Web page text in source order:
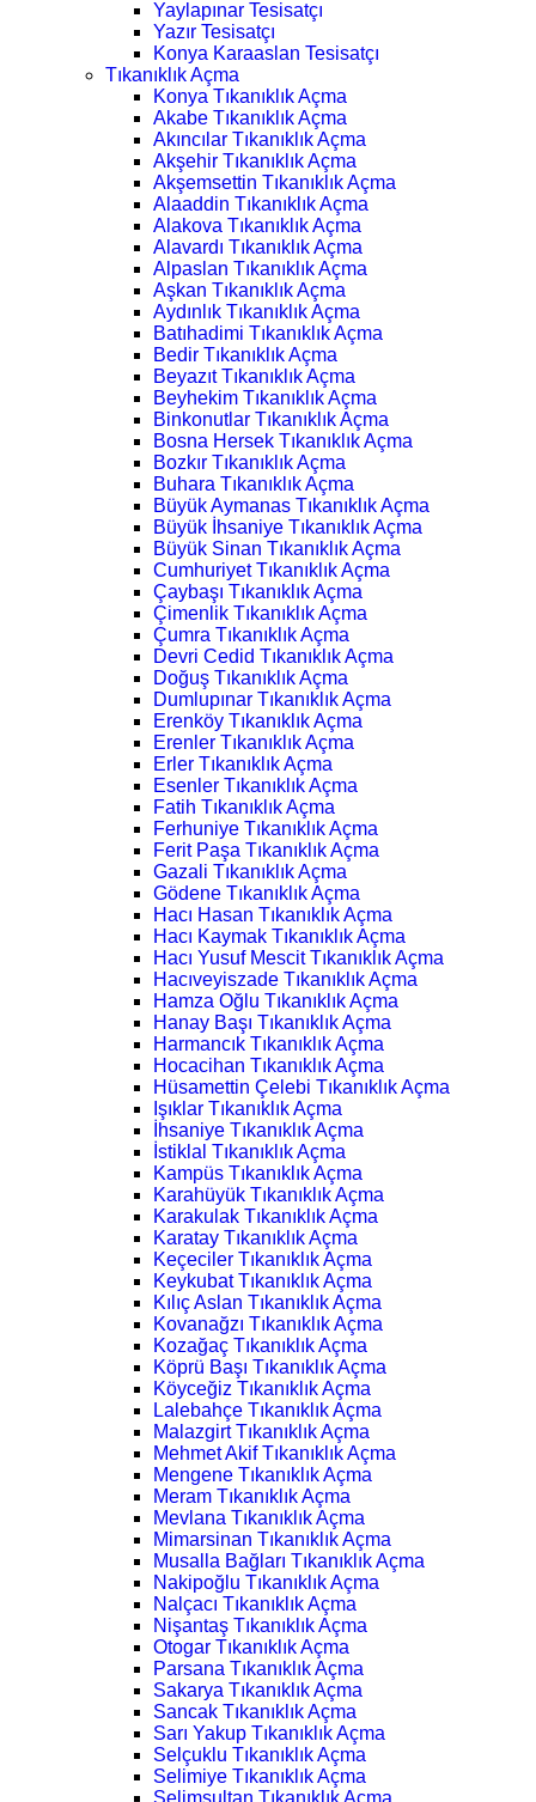
Yaylapınar Tesisatçı
Yazır Tesisatçı
Konya Karaaslan Tesisatçı
Tıkanıklık Açma
Konya Tıkanıklık Açma
Akabe Tıkanıklık Açma
Akıncılar Tıkanıklık Açma
Akşehir Tıkanıklık Açma
Akşemsettin Tıkanıklık Açma
Alaaddin Tıkanıklık Açma
Alakova Tıkanıklık Açma
Alavardı Tıkanıklık Açma
Alpaslan Tıkanıklık Açma
Aşkan Tıkanıklık Açma
Aydınlık Tıkanıklık Açma
Batıhadimi Tıkanıklık Açma
Bedir Tıkanıklık Açma
Beyazıt Tıkanıklık Açma
Beyhekim Tıkanıklık Açma
Binkonutlar Tıkanıklık Açma
Bosna Hersek Tıkanıklık Açma
Bozkır Tıkanıklık Açma
Buhara Tıkanıklık Açma
Büyük Aymanas Tıkanıklık Açma
Büyük İhsaniye Tıkanıklık Açma
Büyük Sinan Tıkanıklık Açma
Cumhuriyet Tıkanıklık Açma
Çaybaşı Tıkanıklık Açma
Çimenlik Tıkanıklık Açma
Çumra Tıkanıklık Açma
Devri Cedid Tıkanıklık Açma
Doğuş Tıkanıklık Açma
Dumlupınar Tıkanıklık Açma
Erenköy Tıkanıklık Açma
Erenler Tıkanıklık Açma
Erler Tıkanıklık Açma
Esenler Tıkanıklık Açma
Fatih Tıkanıklık Açma
Ferhuniye Tıkanıklık Açma
Ferit Paşa Tıkanıklık Açma
Gazali Tıkanıklık Açma
Gödene Tıkanıklık Açma
Hacı Hasan Tıkanıklık Açma
Hacı Kaymak Tıkanıklık Açma
Hacı Yusuf Mescit Tıkanıklık Açma
Hacıveyiszade Tıkanıklık Açma
Hamza Oğlu Tıkanıklık Açma
Hanay Başı Tıkanıklık Açma
Harmancık Tıkanıklık Açma
Hocacihan Tıkanıklık Açma
Hüsamettin Çelebi Tıkanıklık Açma
Işıklar Tıkanıklık Açma
İhsaniye Tıkanıklık Açma
İstiklal Tıkanıklık Açma
Kampüs Tıkanıklık Açma
Karahüyük Tıkanıklık Açma
Karakulak Tıkanıklık Açma
Karatay Tıkanıklık Açma
Keçeciler Tıkanıklık Açma
Keykubat Tıkanıklık Açma
Kılıç Aslan Tıkanıklık Açma
Kovanağzı Tıkanıklık Açma
Kozağaç Tıkanıklık Açma
Köprü Başı Tıkanıklık Açma
Köyceğiz Tıkanıklık Açma
Lalebahçe Tıkanıklık Açma
Malazgirt Tıkanıklık Açma
Mehmet Akif Tıkanıklık Açma
Mengene Tıkanıklık Açma
Meram Tıkanıklık Açma
Mevlana Tıkanıklık Açma
Mimarsinan Tıkanıklık Açma
Musalla Bağları Tıkanıklık Açma
Nakipoğlu Tıkanıklık Açma
Nalçacı Tıkanıklık Açma
Nişantaş Tıkanıklık Açma
Otogar Tıkanıklık Açma
Parsana Tıkanıklık Açma
Sakarya Tıkanıklık Açma
Sancak Tıkanıklık Açma
Sarı Yakup Tıkanıklık Açma
Selçuklu Tıkanıklık Açma
Selimiye Tıkanıklık Açma